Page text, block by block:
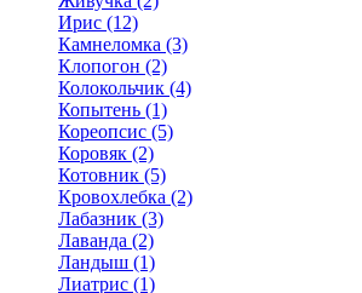
Ирис (12)
Камнеломка (3)
Клопогон (2)
Колокольчик (4)
Копытень (1)
Кореопсис (5)
Коровяк (2)
Котовник (5)
Кровохлебка (2)
Лабазник (3)
Лаванда (2)
Ландыш (1)
Лиатрис (1)